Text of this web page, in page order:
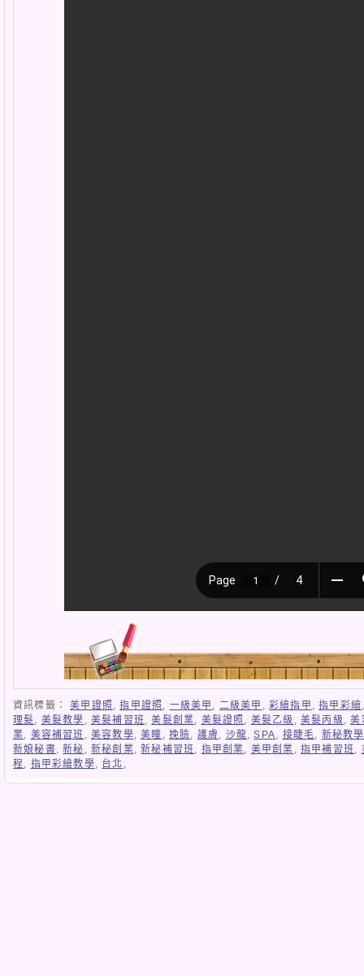
資訊標籤： 美甲證照 ,指甲證照 , 一級美甲 , 二級美甲 ,彩繪指甲 ,指甲彩繪
理髮, 美髮教學 ,美髮補習班 ,美髮創業, 美髮證照 , 美髮乙級 ,美髮丙級 ,美
業, 美容補習班 ,美容教學,美瞳 ,挽臉, 護膚 , 沙龍,SPA, 接睫毛, 新秘教學
新娘秘書,新秘 ,新秘創業,新秘補習班 , 指甲創業, 美甲創業 ,指甲補習班 ,
程 , 指甲彩繪教學, 台北 ,